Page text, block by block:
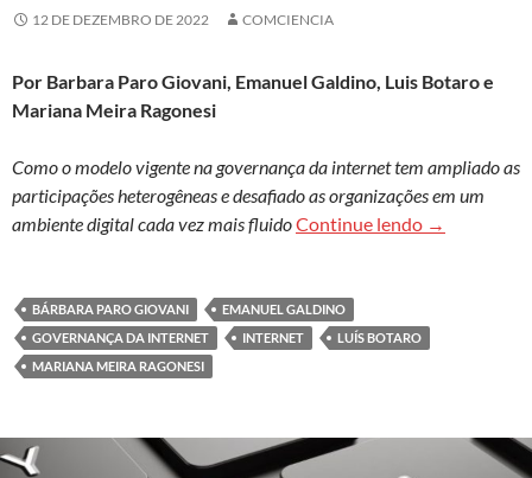
12 DE DEZEMBRO DE 2022 COMCIENCIA
Por Barbara Paro Giovani, Emanuel Galdino, Luis Botaro e
Mariana Meira Ragonesi
Como o modelo vigente na governança da internet tem ampliado as
participações heterogêneas e desafiado as organizações em um
ambiente digital cada vez mais fluidoContinue lendo →
BÁRBARA PARO GIOVANI
EMANUEL GALDINO
GOVERNANÇA DA INTERNET
INTERNET
LUÍS BOTARO
MARIANA MEIRA RAGONESI